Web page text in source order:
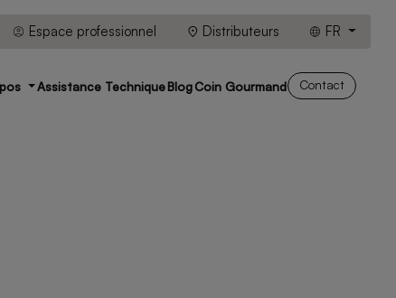
Espace professionnel Distributeurs FR
Assistance TechniqueBlogCoin Gourmand Contact